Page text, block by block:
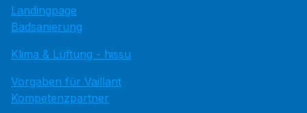
Landingpage
Badsanierung
Klima & Lüftung - hissu
Vorgaben für Vaillant
Kompetenzpartner